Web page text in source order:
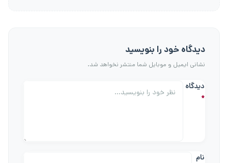
دیدگاه خود را بنویسید
نشانی ایمیل و موبایل شما منتشر نخواهد شد.
دیدگاه
*
نام